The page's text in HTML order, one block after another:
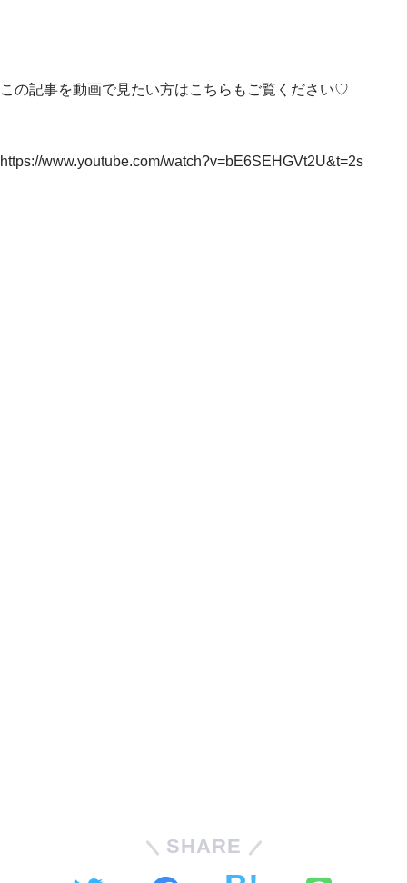
この記事を動画で見たい方はこちらもご覧ください♡
https://www.youtube.com/watch?v=bE6SEHGVt2U&t=2s
SHARE